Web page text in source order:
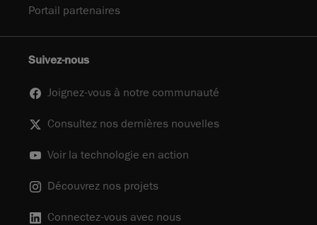
Portail partenaires
Suivez-nous
Joignez-vous à notre communauté
Consultez nos dernières nouvelles
Voir la technologie en action
Découvrez nos projets
Connectez-vous avec nous